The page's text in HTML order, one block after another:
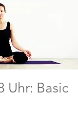
Uhr: Basic